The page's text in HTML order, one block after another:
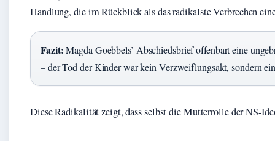
Handlung, die im Rückblick als das radikalste Verbrechen
Fazit:Magda Goebbels’ Abschiedsbrief offenbart eine
– der Tod der Kinder war kein Verzweiflungsakt, sondern
Diese Radikalität zeigt, dass selbst die Mutterrolle der NS-